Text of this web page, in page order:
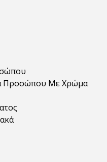
Προσώπου Με Χρώμα